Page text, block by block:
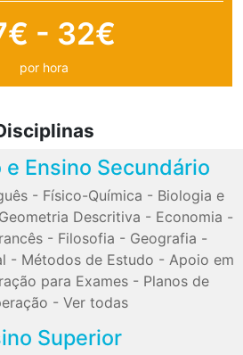
- 32€
por hora
e Ensino Secundário
- Físico-Química - Biologia e
Geometria Descritiva - Economia -
- Filosofia - Geografia -
- Métodos de Estudo - Apoio em
para Exames - Planos de
- Ver todas
Superior